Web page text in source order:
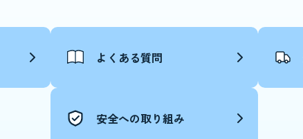
よくある質問
安全への取り組み